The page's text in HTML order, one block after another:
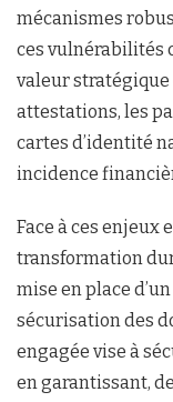
mécanismes
ces vulnérabilités
valeur
attestations, les
cartes d’identité
incidence
Face à ces enjeux
transformation
mise en place
sécurisation des
engagée vise à
en garantissant,